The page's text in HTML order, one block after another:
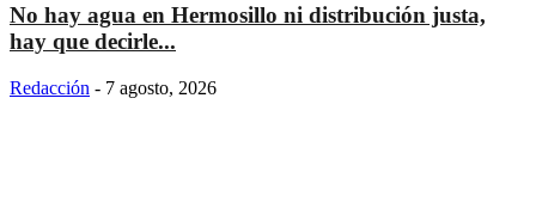
No hay agua en Hermosillo ni distribución justa,
hay que decirle...
Redacción - 7 agosto, 2026